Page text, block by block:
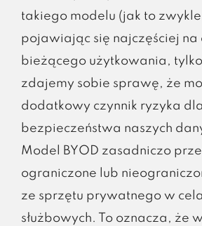
takiego modelu (jak to
pojawiając się najczęściej na
bieżącego użytkowania,
zdajemy sobie sprawę, że
dodatkowy czynnik ryzyka dla
bezpieczeństwa naszych
Model BYOD zasadniczo
ograniczone lub
ze sprzętu prywatnego w
służbowych. To oznacza, że